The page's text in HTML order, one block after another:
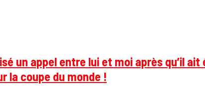
un appel entre lui et moi après qu’il
la coupe du monde !